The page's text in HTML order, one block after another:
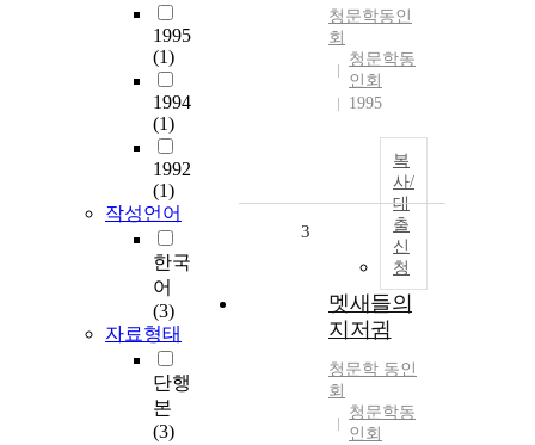
1995
(1)
1994
(1)
1992
(1)
작성언어
한국
어
(3)
자료형태
단행
본
(3)
청문학동인
회
청문학동
인회
1995
복
사/
대
출
신
청
3
멧새들의
지저귐
청문학 동인
회
청문학동
인회